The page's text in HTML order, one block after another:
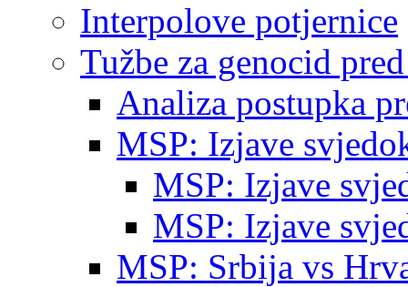
Interpolove potjernice
Tužbe za genocid
Analiza postupka
MSP: Izjave
MSP: Izjave
MSP: Izjave
MSP: Srbija vs